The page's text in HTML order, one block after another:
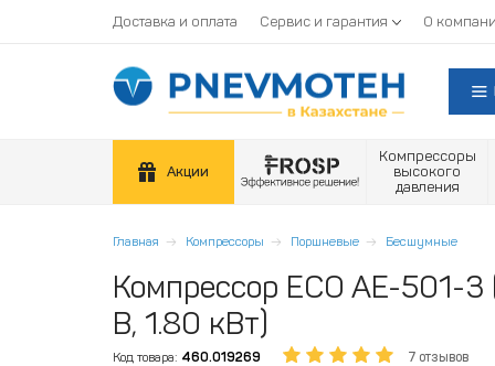
Доставка и оплата Сервис и гарантия О
Акции
Компрессоры
высокого
давления
Главная Компрессоры Поршневые Бесшумные
Компрессор ECO AE-501-
В, 1.80 кВт)
Код товара: 460.019269 7 отзывов